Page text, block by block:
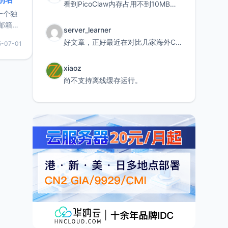
个独
箱等
较有
惠的
07-01
看到PicoClaw内存占用不到10MB这个数据真的很惊喜，确实很适合我这种想用旧设备折腾AI的小白
server_learner
好文章，正好最近在对比几家海外CDN。文中提到CF免费版不支持自定义回源端口和HOST这个痛点太真实
xiaoz
尚不支持离线缓存运行。